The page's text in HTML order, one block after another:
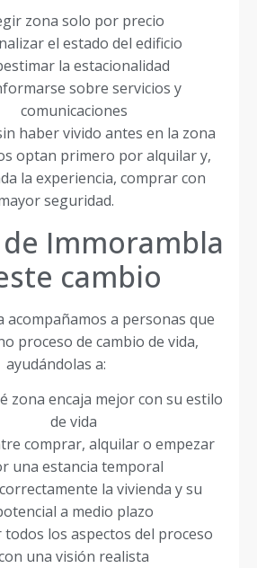
zona solo por precio
el estado del edificio
la estacionalidad
sobre servicios y
comunicaciones
haber vivido antes en la zona
optan primero por alquilar y,
la experiencia, comprar con
seguridad.
Immorambla
cambio
acompañamos a personas que
proceso de cambio de vida,
ayudándolas a:
zona encaja mejor con su estilo
de vida
comprar, alquilar o empezar
una estancia temporal
la vivienda y su
a medio plazo
todos los aspectos del proceso
una visión realista